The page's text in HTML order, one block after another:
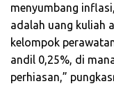
menyumbang
adalah uang kuliah
kelompok
andil 0,25%, di
perhiasan,”